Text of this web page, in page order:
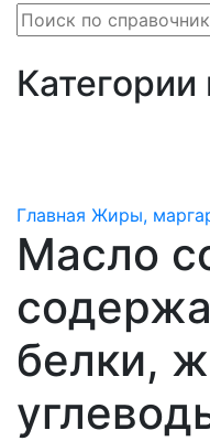
Категории
Главная Жиры,
Масло
белки,